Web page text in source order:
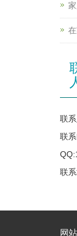
联
联
联
网